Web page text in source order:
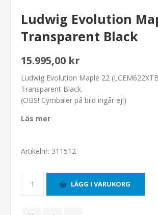
Ludwig Evolution
Transparent Black
15.995,00 kr
Ludwig Evolution Maple 22
Transparent Black.
(OBS! Cymbaler på bild ingår ej!)
Läs mer
Artikelnr: 311512